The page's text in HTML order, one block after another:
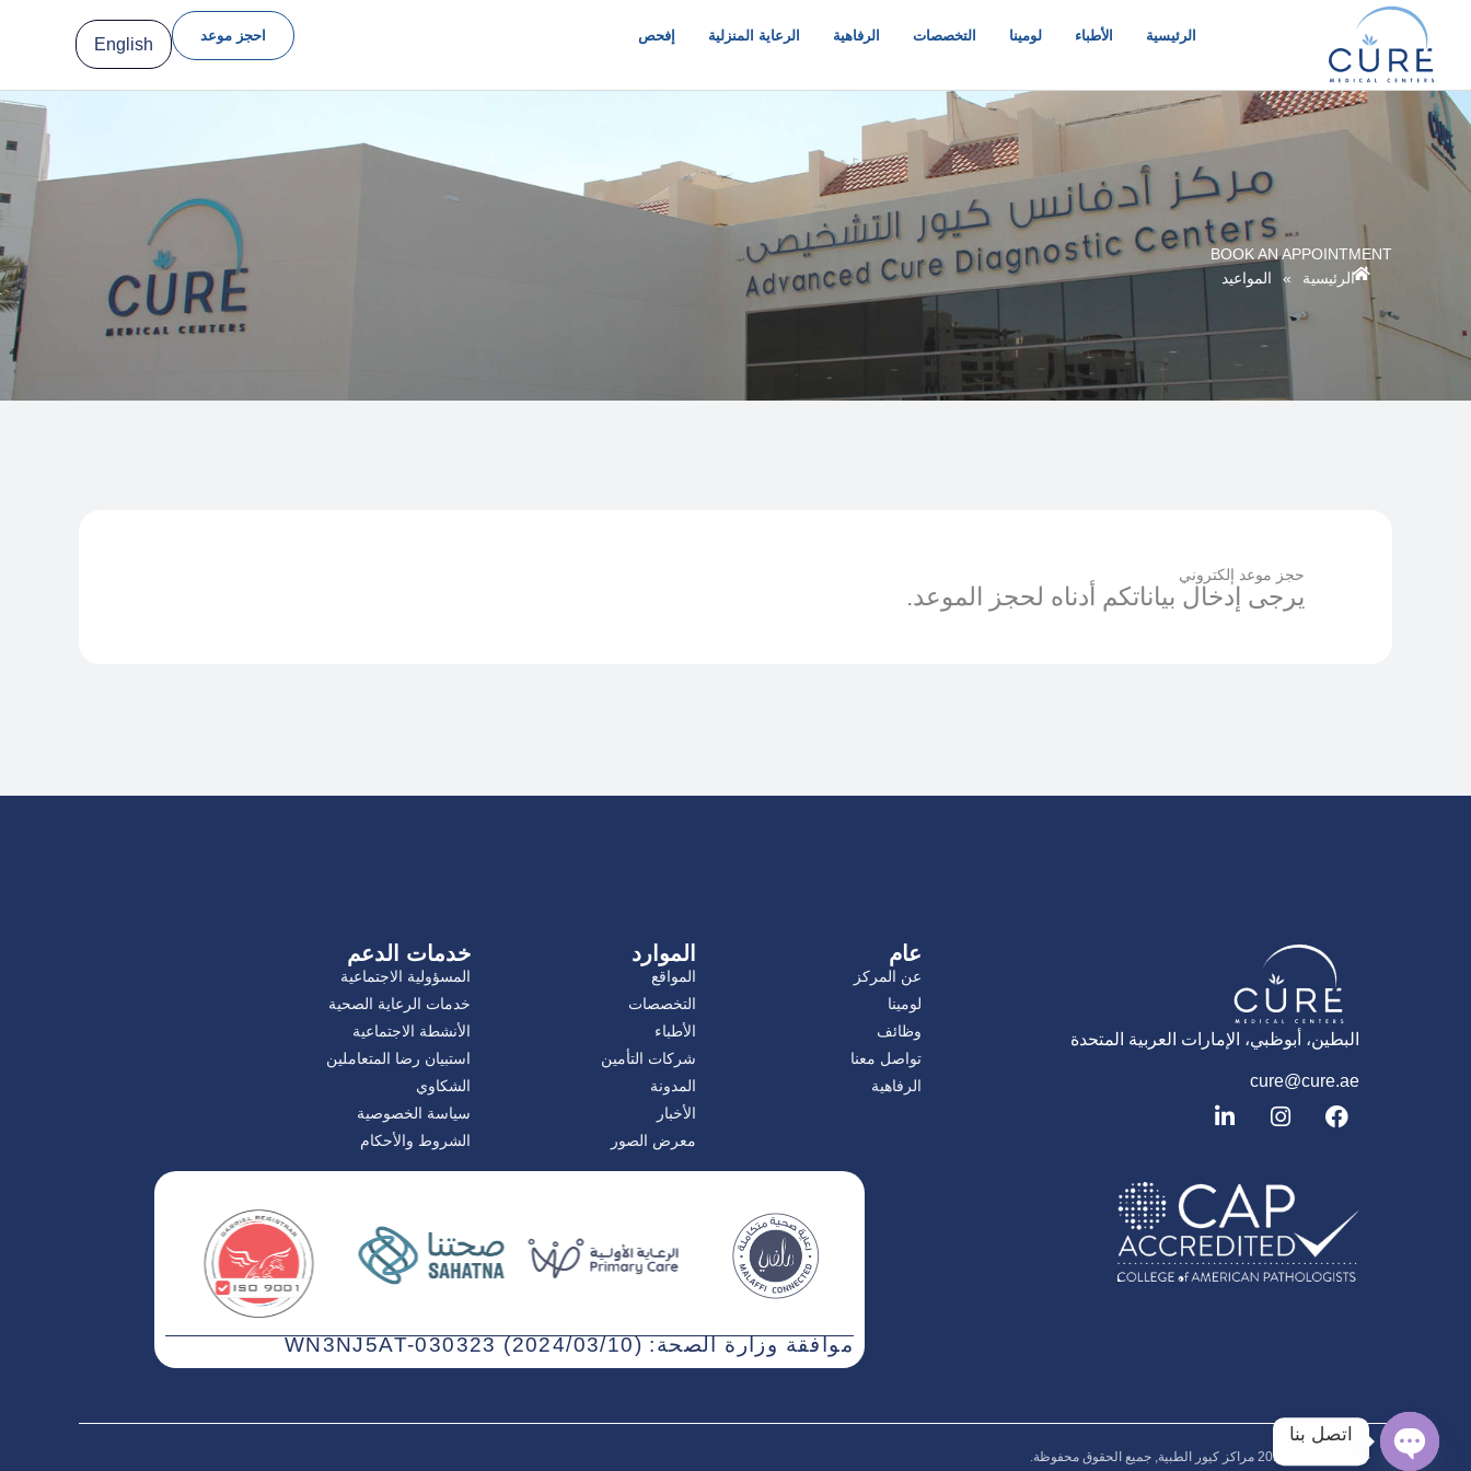
المحتوى
الرئيسية الأطباء لومينا التخصصات الرفاهية الرعاية المنزلية إفحص احجز موعد English
BOOK AN APPOINTMENT
الرئيسية
» المواعيد
حجز موعد إلكتروني
يرجى إدخال بياناتكم أدناه لحجز الموعد.
البطين، أبوظبي، الإمارات العربية المتحدة
cure@cure.ae
ف
ي
ا
ن
غ
ر
ا
م
ل
ي
د
إ
ن
عام
عن المركز
لومينا
وظائف
تواصل معنا
الرفاهية
الموارد
المواقع
التخصصات
الأطباء
شركات التأمين
المدونة
الأخبار
معرض الصور
خدمات الدعم
المسؤولية الاجتماعية
خدمات الرعاية الصحية
الأنشطة الاجتماعية
استبيان رضا المتعاملين
الشكاوي
سياسة الخصوصية
الشروط والأحكام
موافقة وزارة الصحة: WN3NJ5AT-030323 (2024/03/10)
حقوق النشر © 2026‎ مراكز كيور الطبية, جميع الحقوق محفوظة.
اتصل بنا